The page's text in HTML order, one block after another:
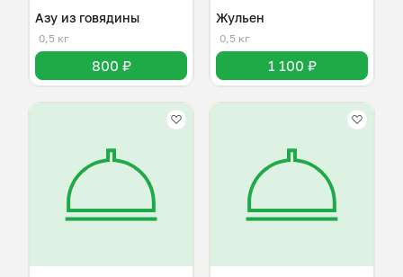
Азу из говядины
0,5 кг
800 ₽
Жульен
0,5 кг
1 100 ₽